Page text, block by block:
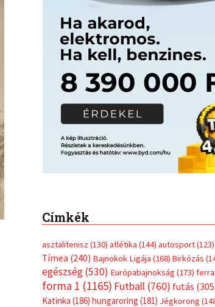
Címkék
asztalitenisz (130) atlétika (144) autosport(123)
Tímea (240) Bajnokok Ligája (168) Birkózás
egészség(530) Európabajnokság (173)
forma 1 (1165) Futball(760) futás
Katinka (186) hungaroring (181) Jégkorong